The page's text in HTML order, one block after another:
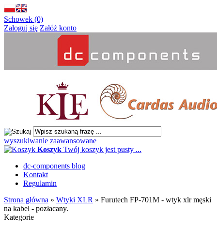
Schowek (0)
Zaloguj się Załóż konto
wyszukiwanie zaawansowane
Koszyk Twój koszyk jest pusty ...
dc-components blog
Kontakt
Regulamin
Strona główna » Wtyki XLR » Furutech FP-701M - wtyk xlr męski
na kabel - pozłacany.
Kategorie